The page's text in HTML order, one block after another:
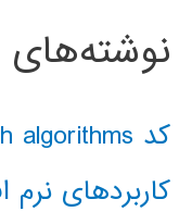
نوشته‌های
کد classical AI search algorithms
کاربردهای نرم